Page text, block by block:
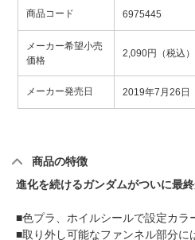
商品コード 6975445
メーカー希望小売
価格
2,090円（税込）
メーカー発売日 2019年7月26日
商品の特徴
進化を続けるガンダムがついに最終
■色プラ、ホイルシールで設定カラ
■取り外し可能なファンネル部分に